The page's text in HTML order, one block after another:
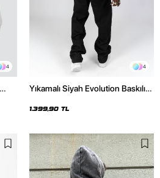
4 4
Yıkamalı Siyah Evolution Baskılı
Hoodie
1.399,90 TL